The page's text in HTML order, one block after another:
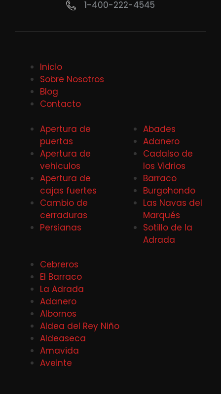
1-400-222-4545
Inicio
Sobre Nosotros
Blog
Contacto
Apertura de
puertas
Apertura de
vehiculos
Apertura de
cajas fuertes
Cambio de
cerraduras
Persianas
Abades
Adanero
Cadalso de
los Vidrios
Barraco
Burgohondo
Las Navas del
Marqués
Sotillo de la
Adrada
Cebreros
El Barraco
La Adrada
Adanero
Albornos
Aldea del Rey Niño
Aldeaseca
Amavida
Aveinte